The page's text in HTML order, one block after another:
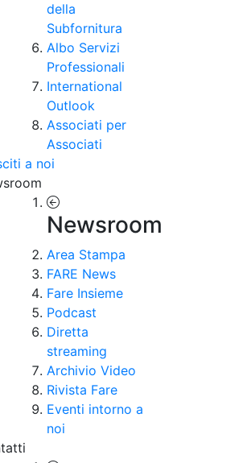
della
Subfornitura
Albo Servizi
Professionali
International
Outlook
Associati per
Associati
a noi
Newsroom
Area Stampa
FARE News
Fare Insieme
Podcast
Diretta
streaming
Archivio Video
Rivista Fare
Eventi intorno a
noi